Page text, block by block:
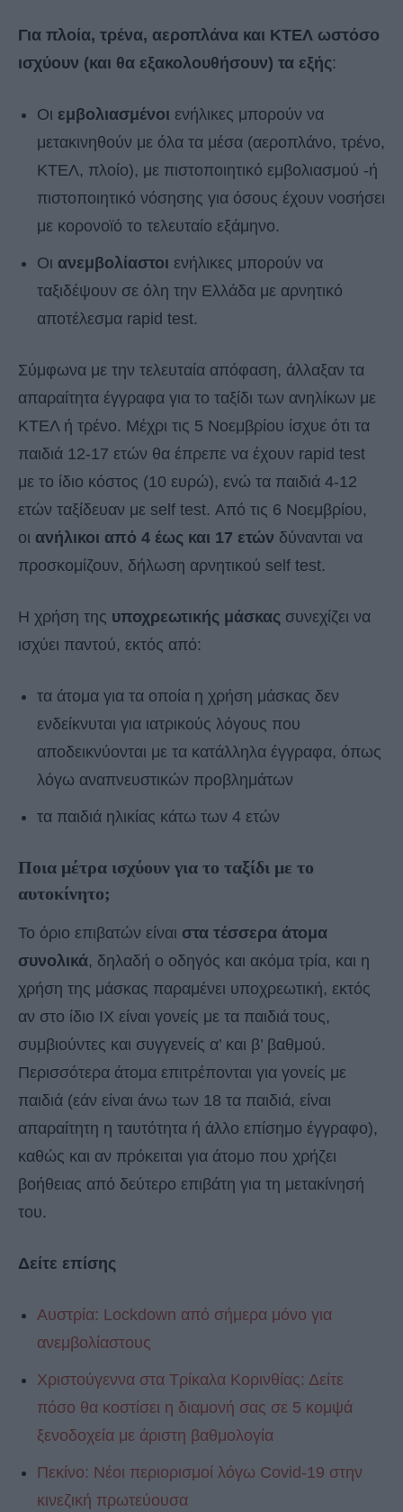
Για πλοία, τρένα, αεροπλάνα και ΚΤΕΛ ωστόσο
ισχύουν (και θα εξακολουθήσουν) τα εξής:
Οι εμβολιασμένοι ενήλικες μπορούν να
μετακινηθούν με όλα τα μέσα (αεροπλάνο, τρένο,
ΚΤΕΛ, πλοίο), με πιστοποιητικό εμβολιασμού -ή
πιστοποιητικό νόσησης για όσους έχουν νοσήσει
με κορονοϊό το τελευταίο εξάμηνο.
Οι ανεμβολίαστοι ενήλικες μπορούν να
ταξιδέψουν σε όλη την Ελλάδα με αρνητικό
αποτέλεσμα rapid test.
Σύμφωνα με την τελευταία απόφαση, άλλαξαν τα
απαραίτητα έγγραφα για το ταξίδι των ανηλίκων με
ΚΤΕΛ ή τρένο. Μέχρι τις 5 Νοεμβρίου ίσχυε ότι τα
παιδιά 12-17 ετών θα έπρεπε να έχουν rapid test
με το ίδιο κόστος (10 ευρώ), ενώ τα παιδιά 4-12
ετών ταξίδευαν με self test. Από τις 6 Νοεμβρίου,
οι ανήλικοι από 4 έως και 17 ετών δύνανται να
προσκομίζουν, δήλωση αρνητικού self test.
Η χρήση της υποχρεωτικής μάσκας συνεχίζει να
ισχύει παντού, εκτός από:
τα άτομα για τα οποία η χρήση μάσκας δεν
ενδείκνυται για ιατρικούς λόγους που
αποδεικνύονται με τα κατάλληλα έγγραφα, όπως
λόγω αναπνευστικών προβλημάτων
τα παιδιά ηλικίας κάτω των 4 ετών
Ποια μέτρα ισχύουν για το ταξίδι με το
αυτοκίνητο;
Το όριο επιβατών είναι στα τέσσερα άτομα
συνολικά, δηλαδή ο οδηγός και ακόμα τρία, και η
χρήση της μάσκας παραμένει υποχρεωτική, εκτός
αν στο ίδιο ΙΧ είναι γονείς με τα παιδιά τους,
συμβιούντες και συγγενείς α’ και β’ βαθμού.
Περισσότερα άτομα επιτρέπονται για γονείς με
παιδιά (εάν είναι άνω των 18 τα παιδιά, είναι
απαραίτητη η ταυτότητα ή άλλο επίσημο έγγραφο),
καθώς και αν πρόκειται για άτομο που χρήζει
βοήθειας από δεύτερο επιβάτη για τη μετακίνησή
του.
Δείτε επίσης
Αυστρία: Lockdown από σήμερα μόνο για
ανεμβολίαστους
Χριστούγεννα στα Τρίκαλα Κορινθίας: Δείτε
πόσο θα κοστίσει η διαμονή σας σε 5 κομψά
ξενοδοχεία με άριστη βαθμολογία
Πεκίνο: Νέοι περιορισμοί λόγω Covid-19 στην
κινεζική πρωτεύουσα